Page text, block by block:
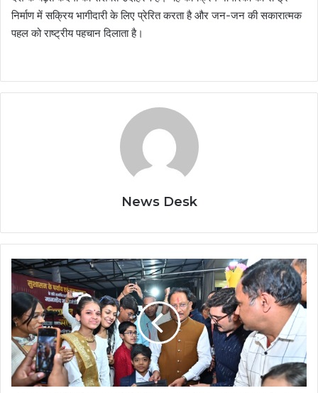
निर्माण में सक्रिय भागीदारी के लिए प्रेरित करता है और जन-जन की सकारात्मक
पहल को राष्ट्रीय पहचान दिलाता है।
News Desk
मुख्यमंत्री
विष्णुदेव
साय
मिलीं
जन-
जन
की
शुभकामनाएं,